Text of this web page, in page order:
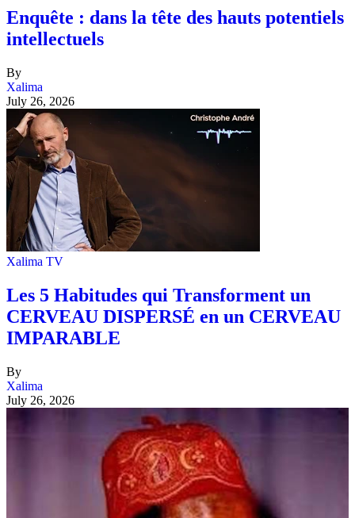
Enquête : dans la tête des hauts potentiels
intellectuels
By
Xalima
July 26, 2026
Xalima TV
Les 5 Habitudes qui Transforment un
CERVEAU DISPERSÉ en un CERVEAU
IMPARABLE
By
Xalima
July 26, 2026